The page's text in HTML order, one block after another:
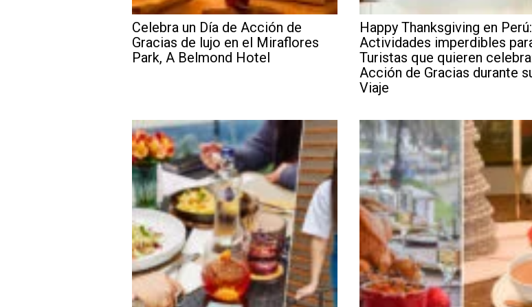
Celebra un Día de Acción de
Gracias de lujo en el Miraflores
Park, A Belmond Hotel
Happy Thanksgiving en Perú:
Actividades imperdibles
Turistas que quieren
Acción de Gracias durante
Viaje